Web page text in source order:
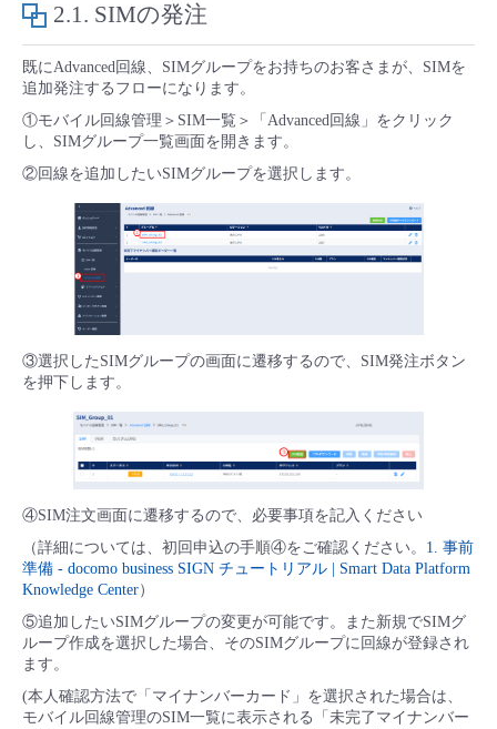
IoT
モニタリング/監査
サポート
管理機能
すべてのメニューを見る
ネットワーク
IoT
モニタリング/監査
サポート
管理機能
データ利活用
クラウド/サーバー
ネットワーク
IoT
モニタリング/監査
■ 管理機能
- 管理機能
■ セットアップガイド
- 新規お申し込み方法
- 初期設定・確認
- ユーザー機能の管理
- 登録情報の管理
- APIリファレンス
■ 基本構築ガイド
- クラウド / サーバー
ユースケース
- バックアップ
- セキュリティ・監査
- データと分析
- IoT
- マルチクラウド利用
- リモートワーク
- ITインフラストラクチャー
- その他
故障/メンテナンス情報
サービス稼働状況
故障/メンテナンス履歴
メンテナンス予定
パートナー
販売パートナー向けプログラム
協業パートナー
トレーニング/操作動画
脱炭素化
2.1. SIMの発注
既にAdvanced回線、SIMグループをお持ちのお客さまが、SIMを
追加発注するフローになります。
①モバイル回線管理＞SIM一覧＞「Advanced回線」をクリック
し、SIMグループ一覧画面を開きます。
②回線を追加したいSIMグループを選択します。
③選択したSIMグループの画面に遷移するので、SIM発注ボタン
を押下します。
④SIM注文画面に遷移するので、必要事項を記入ください
（詳細については、初回申込の手順④をご確認ください。 1. 事前
準備 - docomo business SIGN チュートリアル | Smart Data Platform
Knowledge Center）​
⑤追加したいSIMグループの変更が可能です。また新規でSIMグ
ループ作成を選択した場合、そのSIMグループに回線が登録され
ます。
(本人確認方法で「マイナンバーカード」を選択された場合は、
モバイル回線管理のSIM一覧に表示される「未完了マイナンバー